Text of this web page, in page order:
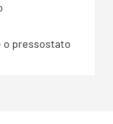
o pressostato